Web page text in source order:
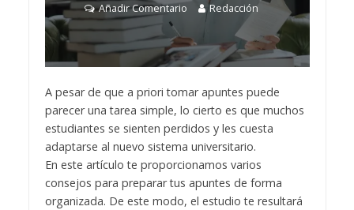
Añadir Comentario Redacción
A pesar de que a priori tomar apuntes puede
parecer una tarea simple, lo cierto es que muchos
estudiantes se sienten perdidos y les cuesta
adaptarse al nuevo sistema universitario.
En este artículo te proporcionamos varios
consejos para preparar tus apuntes de forma
organizada. De este modo, el estudio te resultará